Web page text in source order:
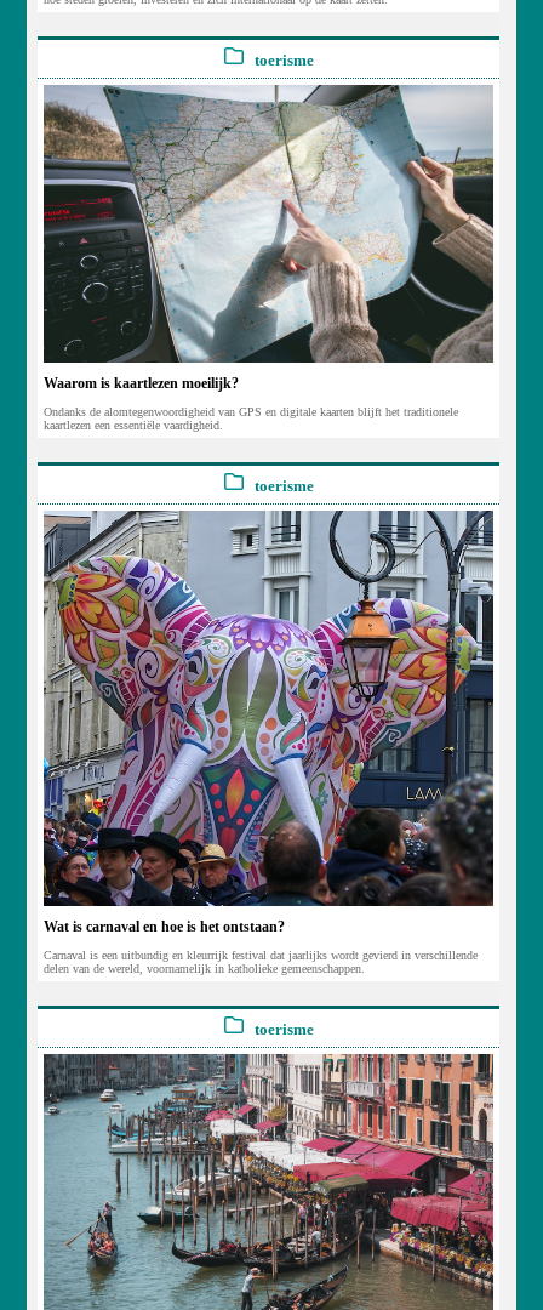
toerisme
Waarom is kaartlezen moeilijk?
Ondanks de alomtegenwoordigheid van GPS en digitale kaarten blijft het traditionele
kaartlezen een essentiële vaardigheid.
toerisme
Wat is carnaval en hoe is het ontstaan?
Carnaval is een uitbundig en kleurrijk festival dat jaarlijks wordt gevierd in verschillende
delen van de wereld, voornamelijk in katholieke gemeenschappen.
toerisme